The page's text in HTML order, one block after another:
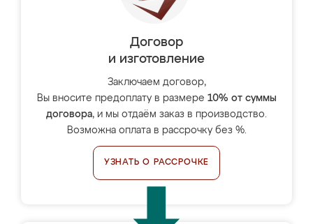
Договор
и изготовление
Заключаем договор,
Вы вносите предоплату в размере 10% от суммы
договора, и мы отдаём заказ в производство.
Возможна оплата в рассрочку без %.
УЗНАТЬ О РАССРОЧКЕ